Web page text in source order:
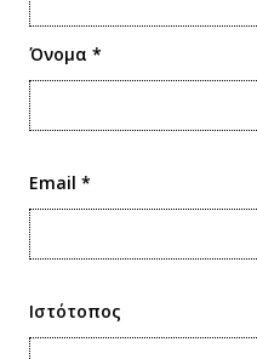
Όνομα *
Email *
Ιστότοπος